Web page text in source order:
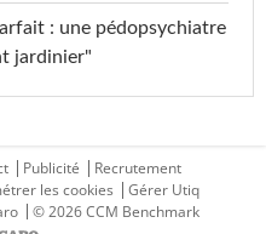
: une pédopsychiatre
jardinier"
Publicité
Recrutement
les cookies
Gérer Utiq
© 2026 CCM Benchmark